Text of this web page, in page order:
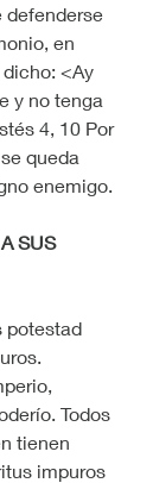
defenderse
en
<Ay
y no tenga
4, 10 Por
queda
enemigo.
SUS
potestad
Todos
tienen
impuros